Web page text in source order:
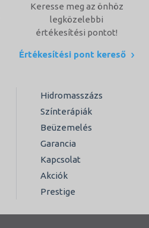
Keresse meg az önhöz
legközelebbi
értékesítési pontot!
Értékesítési pont kereső
Hidromasszázs
Színterápiák
Beüzemelés
Garancia
Kapcsolat
Akciók
Prestige